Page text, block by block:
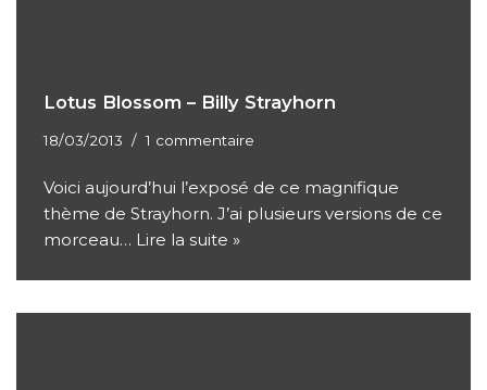
Lotus Blossom – Billy Strayhorn
18/03/2013 1 commentaire
Voici aujourd’hui l’exposé de ce magnifique
thème de Strayhorn. J’ai plusieurs versions de ce
morceau… Lire la suite »